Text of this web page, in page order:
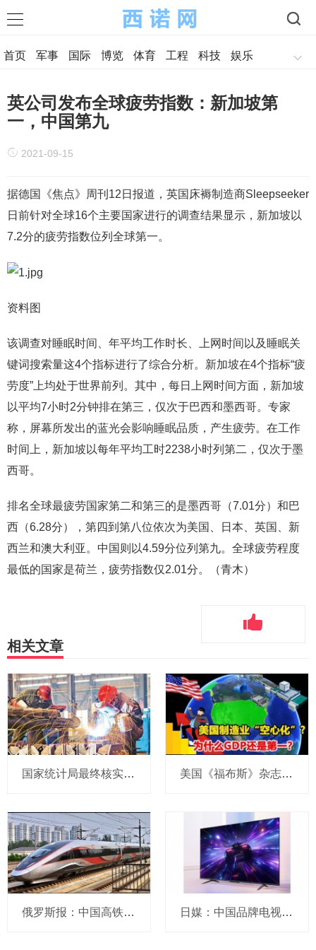
首页 军事 国际 博览 体育 工程 科技 娱乐
英公司发布全球疲劳指数：新加坡第
一，中国第九
2021-09-15
据德国《焦点》周刊12日报道，英国床褥制造商Sleepseeker
日前针对全球16个主要国家进行的调查结果显示，新加坡以
7.2分的疲劳指数位列全球第一。
资料图
该调查对睡眠时间、年平均工作时长、上网时间以及睡眠关
键词搜索量这4个指标进行了综合分析。新加坡在4个指标“疲
劳度”上均处于世界前列。其中，每日上网时间方面，新加坡
以平均7小时2分钟排在第三，仅次于巴西和墨西哥。专家
称，屏幕所发出的蓝光会影响睡眠品质，产生疲劳。在工作
时间上，新加坡以每年平均工时2238小时列第二，仅次于墨
西哥。
排名全球最疲劳国家第二和第三的是墨西哥（7.01分）和巴
西（6.28分），第四到第八位依次为美国、日本、英国、新
西兰和澳大利亚。中国则以4.59分位列第九。全球疲劳程度
最低的国家是荷兰，疲劳指数仅2.01分。（青木）
相关文章
国家统计局最终核实2023年GDP，比初 美国《福布斯》杂志：美国制造商为什
俄罗斯报：中国高铁对经济产生倍增效 日媒：中国品牌电视席卷日本市场